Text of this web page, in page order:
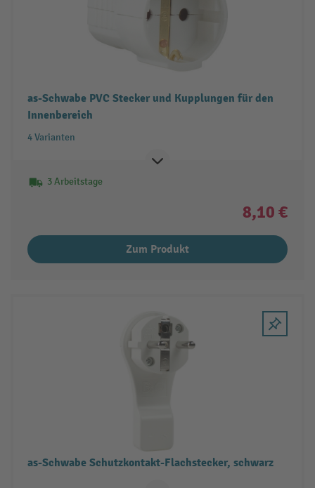
as-Schwabe PVC Stecker und Kupplungen für den
Innenbereich
4 Varianten
3 Arbeitstage
8,10 €
Zum Produkt
as-Schwabe Schutzkontakt-Flachstecker, schwarz